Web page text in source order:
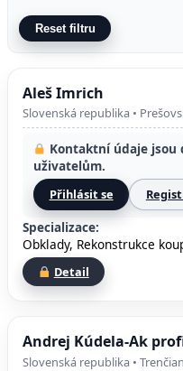
Reset filtru
Aleš Imrich
Slovenská republika •
Kontaktní údaje jsou
uživatelům.
Přihlásit se
Specializace:
Obklady, Rekonstrukce
Detail
Andrej Kúdela-Ak
Slovenská republika •